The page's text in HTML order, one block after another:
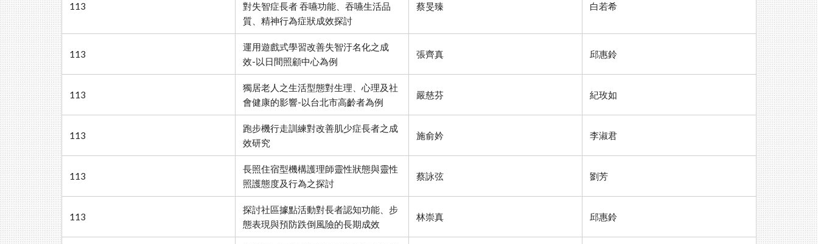
113
對失智症長者 吞嚥功能、吞嚥生活品
質、精神行為症狀成效探討
蔡旻臻 白若希
113
運用遊戲式學習改善失智汙名化之成
效-以日間照顧中心為例
張齊真 邱惠鈴
113
獨居老人之生活型態對生理、心理及社
會健康的影響-以台北市高齡者為例
嚴慈芬 紀玫如
113
跑步機行走訓練對改善肌少症長者之成
效研究
施俞妗 李淑君
113
長照住宿型機構護理師靈性狀態與靈性
照護態度及行為之探討
蔡詠弦 劉芳
113
探討社區據點活動對長者認知功能、步
態表現與預防跌倒風險的長期成效
林崇真 邱惠鈴